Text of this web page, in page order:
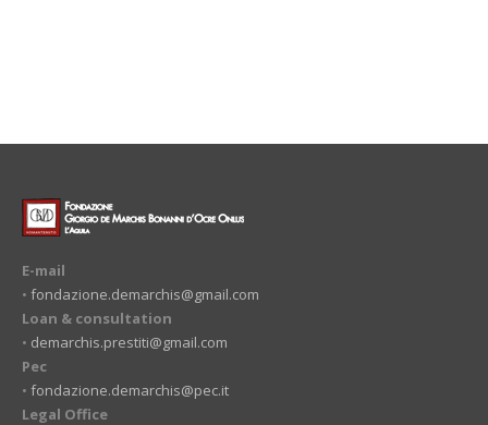
E-mail
• fondazione.demarchis@gmail.com
Loan & consultation
• demarchis.prestiti@gmail.com
Pec
• fondazione.demarchis@pec.it
Legal Office